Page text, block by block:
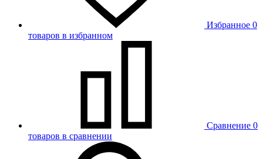
Избранное 0
товаров в избранном
Сравнение 0
товаров в сравнении